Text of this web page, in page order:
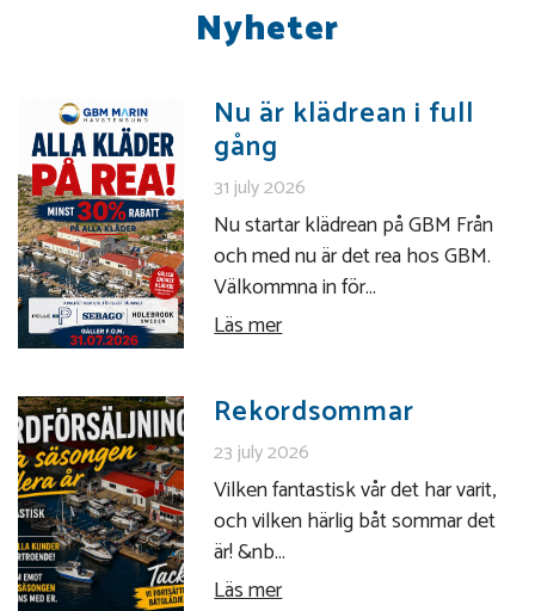
Nyheter
Nu är klädrean i full
gång
31 july 2026
Nu startar klädrean på GBM Från
och med nu är det rea hos GBM.
Välkommna in för...
Läs mer
Rekordsommar
23 july 2026
Vilken fantastisk vår det har varit,
och vilken härlig båt sommar det
är! &nb...
Läs mer